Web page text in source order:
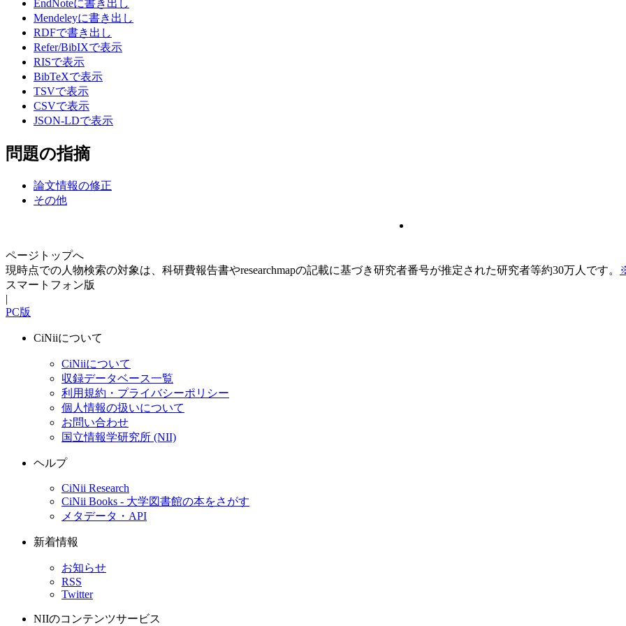
EndNoteに書き出し
Mendeleyに書き出し
RDFで書き出し
Refer/BibIXで表示
RISで表示
BibTeXで表示
TSVで表示
CSVで表示
JSON-LDで表示
問題の指摘
論文情報の修正
その他
ページトップへ
現時点での人物検索の対象は、科研費報告書やresearchmapの記載に基づき研究者番号が推定された研究者等約30万人です。
スマートフォン版
|
PC版
CiNiiについて
CiNiiについて
収録データベース一覧
利用規約・プライバシーポリシー
個人情報の扱いについて
お問い合わせ
国立情報学研究所 (NII)
ヘルプ
CiNii Research
CiNii Books - 大学図書館の本をさがす
メタデータ・API
新着情報
お知らせ
RSS
Twitter
NIIのコンテンツサービス